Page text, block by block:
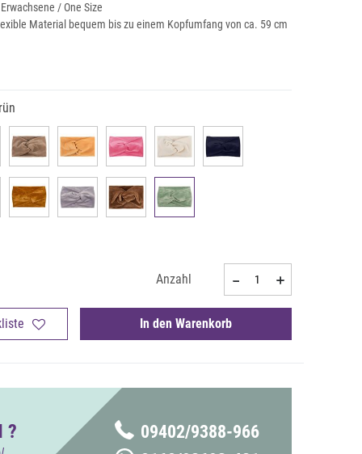
/ One Size
Material bequem bis zu einem Kopfumfang von ca. 59 cm
Anzahl
In den Warenkorb
?
09402/9388-966